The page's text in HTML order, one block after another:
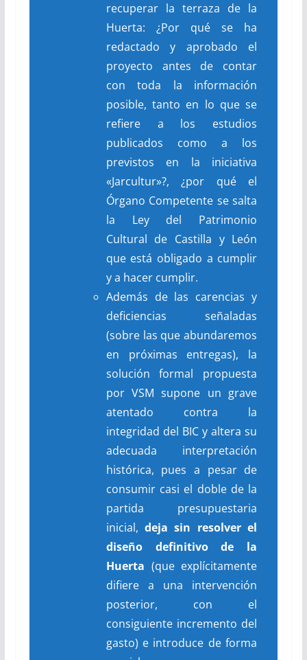
recuperar la terraza de la
Huerta: ¿Por qué se ha
redactado y aprobado el
proyecto antes de contar
con toda la información
posible, tanto en lo que se
refiere a los estudios
publicados como a los
previstos en la iniciativa
«Jarcultur»?, ¿por qué el
Órgano Competente se salta
la Ley del Patrimonio
Cultural de Castilla y León
que está obligado a cumplir
y a hacer cumplir.
Además de las carencias y
deficiencias señaladas
(sobre las que abundaremos
en próximas entregas), la
solución formal propuesta
por VSM supone un grave
atentado contra la
integridad del BIC y altera su
adecuada interpretación
histórica, pues a pesar de
consumir casi el doble de la
partida presupuestaria
inicial,deja sin resolver el
diseño definitivo de la
Huerta (que explícitamente
difiere a una intervención
posterior, con el
consiguiente incremento del
gasto) e introduce de forma